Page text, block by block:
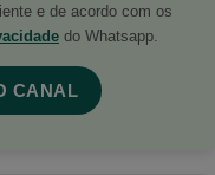
e de acordo com os
do Whatsapp.
CANAL